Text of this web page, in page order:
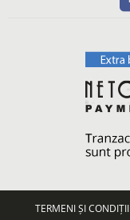
TERMENI ȘI CONDIȚII